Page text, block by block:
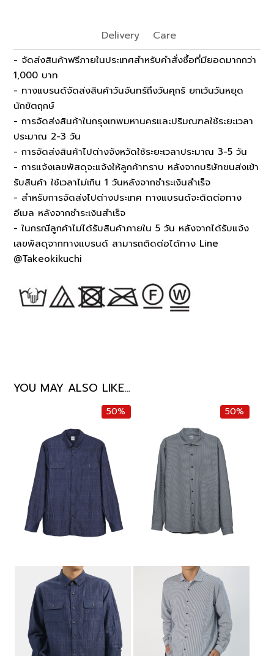
Delivery Care
- จัดส่งสินค้าฟรีภายในประเทศสำหรับคำสั่งซื้อที่มียอดมากกว่า
1,000 บาท
- ทางแบรนด์จัดส่งสินค้าวันจันทร์ถึงวันศุกร์ ยกเว้นวันหยุด
นักขัตฤกษ์
- การจัดส่งสินค้าในกรุงเทพมหานครและปริมณฑลใช้ระยะเวลา
ประมาณ 2-3 วัน
- การจัดส่งสินค้าไปต่างจังหวัดใช้ระยะเวลาประมาณ 3-5 วัน
- การแจ้งเลขพัสดุจะแจ้งให้ลูกค้าทราบ หลังจากบริษัทขนส่งเข้า
รับสินค้า ใช้เวลาไม่เกิน 1 วันหลังจากชำระเงินสำเร็จ
- สำหรับการจัดส่งไปต่างประเทศ ทางแบรนด์จะติดต่อทาง
อีเมล หลังจากชำระเงินสำเร็จ
- ในกรณีลูกค้าไม่ได้รับสินค้าภายใน 5 วัน หลังจากได้รับแจ้ง
เลขพัสดุจากทางแบรนด์ สามารถติดต่อได้ทาง Line
@Takeokikuchi
YOU MAY ALSO LIKE…
50% 50%